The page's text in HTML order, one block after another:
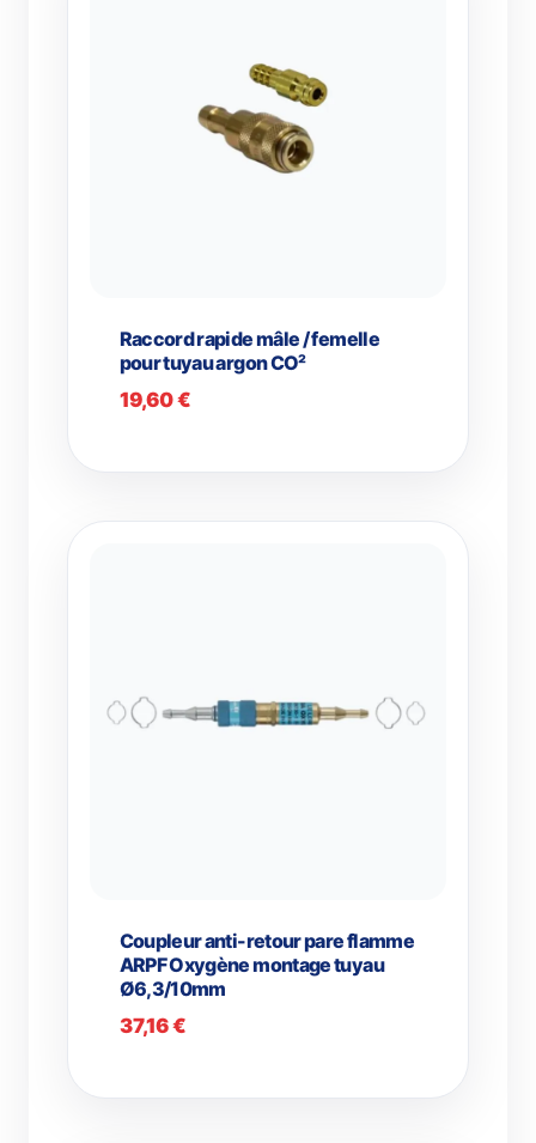
Raccord rapide mâle / femelle
pour tuyau argon CO²
19,60€
Coupleur anti-retour pare flamme
ARPF Oxygène montage tuyau
Ø6,3/10mm
37,16€